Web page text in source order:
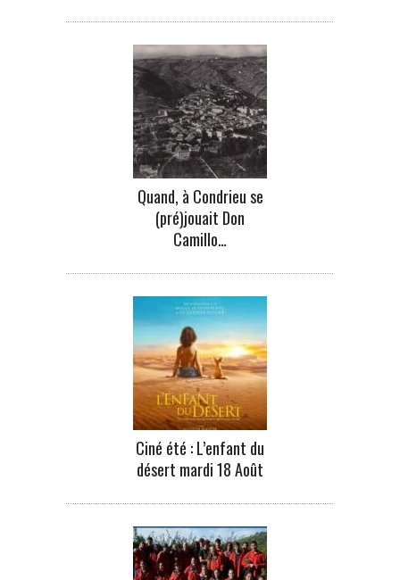
Quand, à Condrieu se
(pré)jouait Don
Camillo…
Ciné été : L’enfant du
désert mardi 18 Août